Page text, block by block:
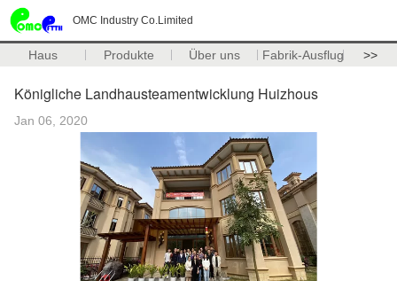
OMC Industry Co.Limited
Haus Produkte Über uns Fabrik-Ausflug >>
Königliche Landhausteamentwicklung Huizhous
Jan 06, 2020